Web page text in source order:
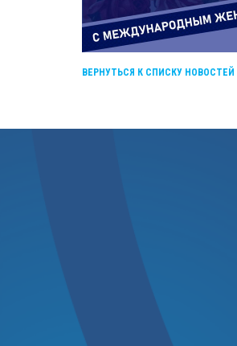
ВЕРНУТЬСЯ К СПИСКУ НОВОСТЕЙ